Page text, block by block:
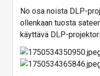
No osa noista DLP-
ollenkaan tuosta
käyttävä DLP-